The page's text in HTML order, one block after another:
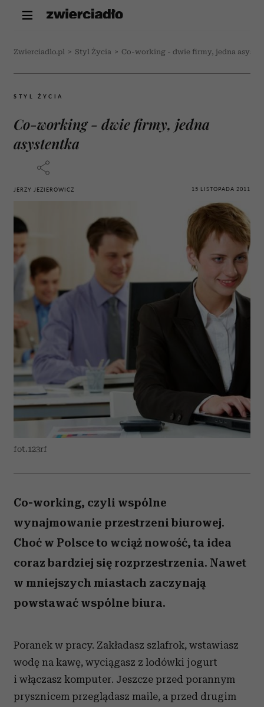
Zwierciadlo.pl > Styl Życia > Co-working - dwie firmy, jedna
STYL ŻYCIA
Co-working - dwie firmy, jedna
asystentka
JERZY JEZIEROWICZ 15 LISTOPADA 2011
fot.123rf
Co-working, czyli wspólne
wynajmowanie przestrzeni biurowej.
Choć w Polsce to wciąż nowość, ta idea
coraz bardziej się rozprzestrzenia. Nawet
w mniejszych miastach zaczynają
powstawać wspólne biura.
Poranek w pracy. Zakładasz szlafrok, wstawiasz
wodę na kawę, wyciągasz z lodówki jogurt
i włączasz komputer. Jeszcze przed porannym
prysznicem przeglądasz maile, a przed drugim